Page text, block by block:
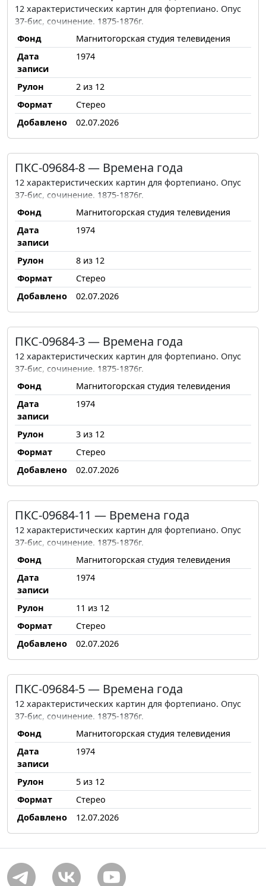
12 характеристических картин для фортепиано. Опус
37-бис, сочинение. 1875-1876г.
Фонд
Магнитогорская студия телевидения
Дата
записи
1974
Рулон
2 из 12
Формат
Стерео
Добавлено
02.07.2026
ПКС-09684-8 — Времена года
12 характеристических картин для фортепиано. Опус
37-бис, сочинение. 1875-1876г.
Фонд
Магнитогорская студия телевидения
Дата
записи
1974
Рулон
8 из 12
Формат
Стерео
Добавлено
02.07.2026
ПКС-09684-3 — Времена года
12 характеристических картин для фортепиано. Опус
37-бис, сочинение. 1875-1876г.
Фонд
Магнитогорская студия телевидения
Дата
записи
1974
Рулон
3 из 12
Формат
Стерео
Добавлено
02.07.2026
ПКС-09684-11 — Времена года
12 характеристических картин для фортепиано. Опус
37-бис, сочинение. 1875-1876г.
Фонд
Магнитогорская студия телевидения
Дата
записи
1974
Рулон
11 из 12
Формат
Стерео
Добавлено
02.07.2026
ПКС-09684-5 — Времена года
12 характеристических картин для фортепиано. Опус
37-бис, сочинение. 1875-1876г.
Фонд
Магнитогорская студия телевидения
Дата
записи
1974
Рулон
5 из 12
Формат
Стерео
Добавлено
12.07.2026